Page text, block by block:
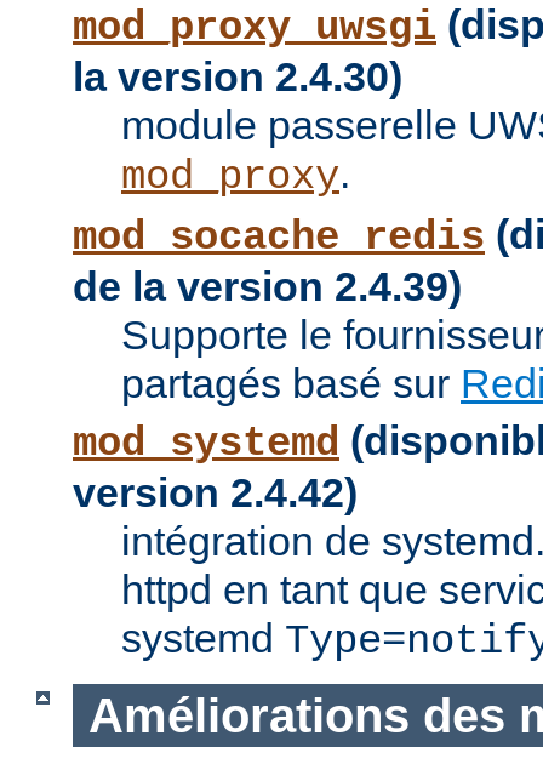
mod_proxy_uwsgi
la version 2.4.30)
module passerelle
mod_proxy.
mod_socache_redis
de la version 2.4.39)
Supporte le
partagés basé sur
mod_systemd
version 2.4.42)
intégration de
httpd en tant que
systemd
Améliorations des